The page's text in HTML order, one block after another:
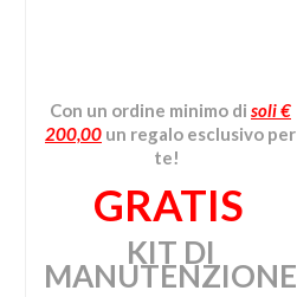
Con un ordine minimo di soli €
200,00 un regalo esclusivo per
te!
GRATIS
KIT DI
MANUTENZIONE